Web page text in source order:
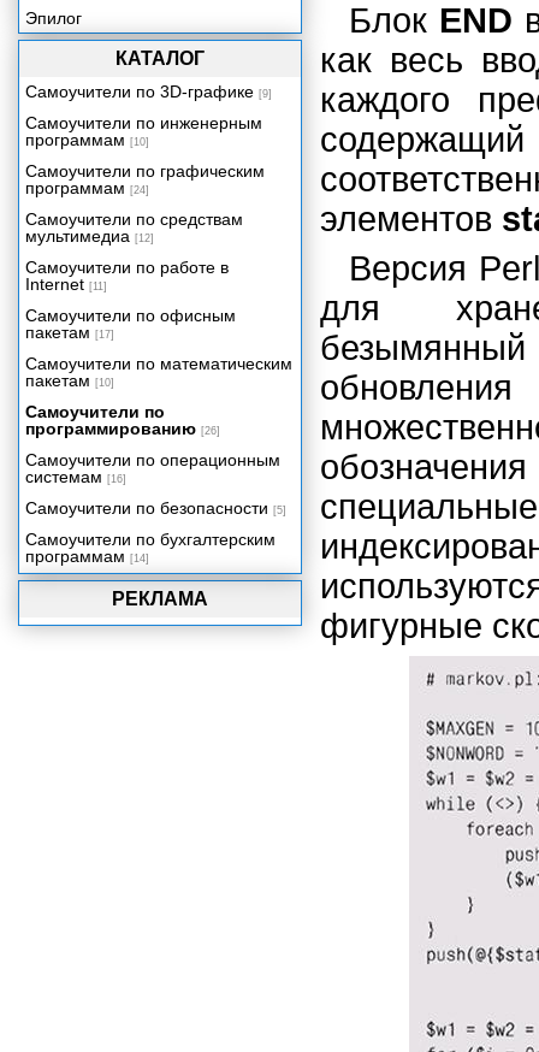
Блок END
как весь
каждого
элементов
Версия
для
фигурные
РЕКЛАМА
Эпилог
КАТАЛОГ
Самоучители по 3D-графике [9]
Самоучители по инженерным
программам [10]
Самоучители по графическим
программам [24]
Самоучители по средствам
мультимедиа [12]
Самоучители по работе в
Internet [11]
Самоучители по офисным
пакетам [17]
Самоучители по математическим
пакетам [10]
Самоучители по
программированию [26]
Самоучители по операционным
системам [16]
Самоучители по безопасности [5]
Самоучители по бухгалтерским
программам [14]